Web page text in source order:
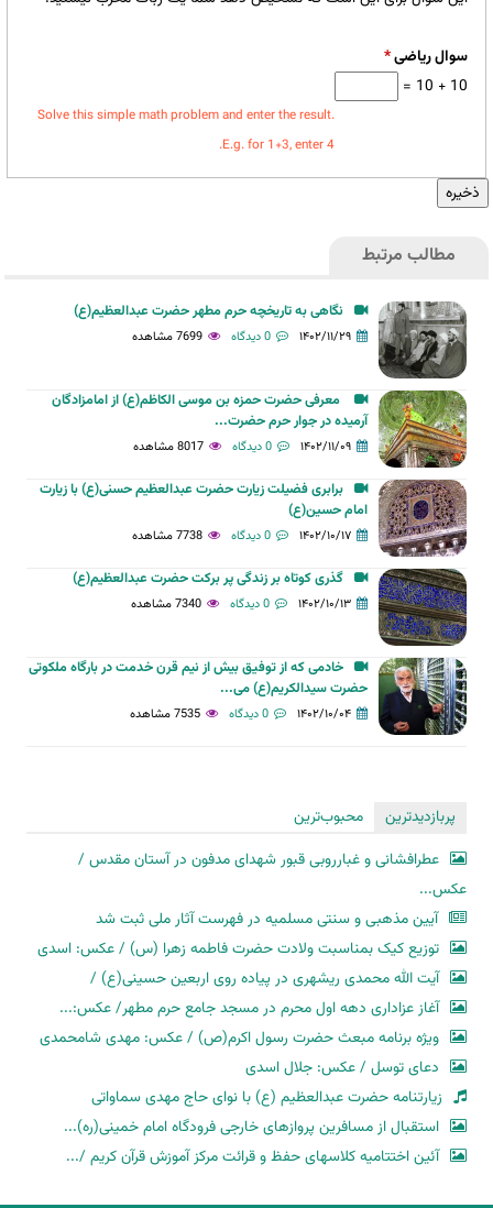
سوال ریاضی*
10 + 10 =
Solve this simple math problem and enter the result.
E.g. for 1+3, enter 4.
مطالب مرتبط
نگاهی به تاریخچه حرم مطهر حضرت عبدالعظیم(ع)
۱۴۰۲/۱۱/۲۹ 0 دیدگاه 7699 مشاهده
معرفی حضرت حمزه بن موسی الکاظم(ع) از امامزادگان
آرمیده در جوار حرم حضرت...
۱۴۰۲/۱۱/۰۹ 0 دیدگاه 8017 مشاهده
برابری فضیلت زیارت حضرت عبدالعظیم حسنی(ع) با زیارت
امام حسین(ع)
۱۴۰۲/۱۰/۱۷ 0 دیدگاه 7738 مشاهده
گذری کوتاه بر زندگی پر برکت حضرت عبدالعظیم(ع)
۱۴۰۲/۱۰/۱۳ 0 دیدگاه 7340 مشاهده
خادمی که از توفیق بیش از نیم قرن خدمت در بارگاه ملکوتی
حضرت سیدالکریم(ع) می...
۱۴۰۲/۱۰/۰۴ 0 دیدگاه 7535 مشاهده
پربازدیدترین
محبوب‌ترین
عطرافشانی و غبارروبی قبور شهدای مدفون در آستان مقدس /
عکس...
آیین مذهبی و سنتی مسلمیه در فهرست آثار ملی ثبت شد
توزیع کیک بمناسبت ولادت حضرت فاطمه زهرا (س) / عکس: اسدی
آیت الله محمدی ریشهری در پیاده روی اربعین حسینی(ع) /
آغاز عزاداری دهه اول محرم در مسجد جامع حرم مطهر/ عکس:...
ویژه برنامه مبعث حضرت رسول اکرم(ص) / عکس: مهدی شامحمدی
دعای توسل / عکس: جلال اسدی
زیارتنامه حضرت عبدالعظیم (ع) با نوای حاج مهدی سماواتی
استقبال از مسافرین پروازهای خارجی فرودگاه امام خمینی(ره)...
آئین اختتامیه کلاسهای حفظ و قرائت مرکز آموزش قرآن کریم /...